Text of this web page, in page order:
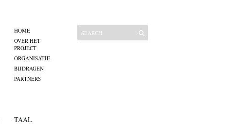
HOME
OVER HET
PROJECT
ORGANISATIE
BIJDRAGEN
PARTNERS
TAAL